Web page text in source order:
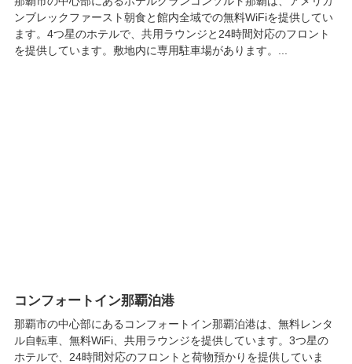
ンブレックファースト朝食と館内全域での無料WiFiを提供してい
ます。4つ星のホテルで、共用ラウンジと24時間対応のフロント
を提供しています。敷地内に専用駐車場があります。...
コンフォートイン那覇泊港
那覇市の中心部にあるコンフォートイン那覇泊港は、無料レンタ
ル自転車、無料WiFi、共用ラウンジを提供しています。3つ星の
ホテルで、24時間対応のフロントと荷物預かりを提供していま